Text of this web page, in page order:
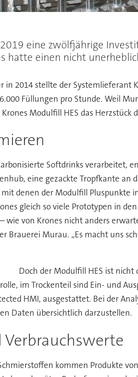
eine zwölfjährige
hatte einen nicht
in 2014 stellte der
Füllungen pro Stunde. Weil
Modulfill HES das Herzstück
Softdrinks verarbeitet,
eine gezackte Tropfkante an
denen der Modulfill
gleich so viele Prototypen in
wie von Krones nicht anders
Brauerei Murau. „Es macht uns
Doch der Modulfill HES ist
im Trockenteil sind Ein- und
HMI, ausgestattet. Bei der
Daten übersichtlich darzustellen.
Verbrauchswerte
kommen Produkte